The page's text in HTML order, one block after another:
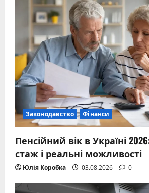
Законодавство Фінанси
Пенсійний вік в Україні
стаж і реальні можливості
Юлія Коробка 03.08.2026 0